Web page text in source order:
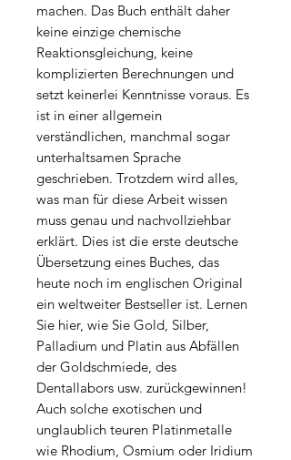
machen. Das Buch enthält daher
keine einzige chemische
Reaktionsgleichung, keine
komplizierten Berechnungen und
setzt keinerlei Kenntnisse voraus. Es
ist in einer allgemein
verständlichen, manchmal sogar
unterhaltsamen Sprache
geschrieben. Trotzdem wird alles,
was man für diese Arbeit wissen
muss genau und nachvollziehbar
erklärt. Dies ist die erste deutsche
Übersetzung eines Buches, das
heute noch im englischen Original
ein weltweiter Bestseller ist. Lernen
Sie hier, wie Sie Gold, Silber,
Palladium und Platin aus Abfällen
der Goldschmiede, des
Dentallabors usw. zurückgewinnen!
Auch solche exotischen und
unglaublich teuren Platinmetalle
wie Rhodium, Osmium oder Iridium